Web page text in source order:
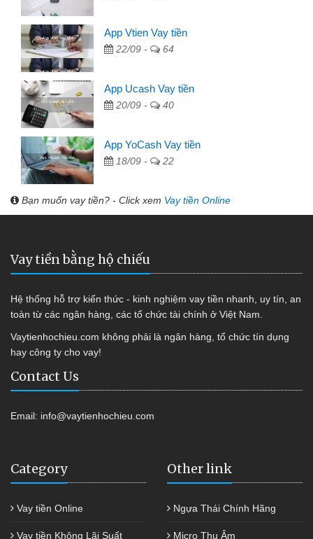
App Vtien Vay tiền
22/09 - 64
App Ucash Vay tiền
20/09 - 40
App YoCash Vay tiền
18/09 - 22
Bạn muốn vay tiền? - Click xem Vay tiền Online
Vay tiền bằng hộ chiếu
Hệ thống hỗ trợ kiến thức - kinh nghiệm vay tiền nhanh, uy tín, an
toàn từ các ngân hàng, các tổ chức tài chính ở Việt Nam.
Vaytienhochieu.com không phải là ngân hàng, tổ chức tín dụng
hay công ty cho vay!
Contact Us
Email: info@vaytienhochieu.com
Category
Vay tiền Online
Vay tiền Không Lãi Suất
Other link
Ngựa Thái Chính Hãng
Micro Thu Âm